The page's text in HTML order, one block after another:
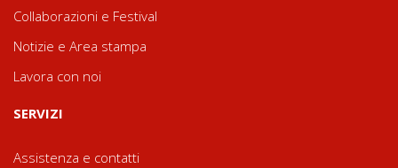
Collaborazioni e Festival
Notizie e Area stampa
Lavora con noi
SERVIZI
Assistenza e contatti